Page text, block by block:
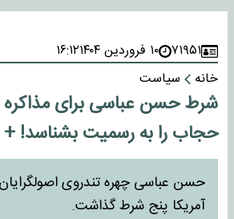
اخراج رسمی چهره نامدار از پرسپولیس
خورد ۷۱۹۵۱ ۱۰ فروردین ۱۴۰۴
۱۶:۱۲
خانه
سیاست
شرط حسن عباسی برای مذاکره
حجاب را به رسمیت بشناسد! +
حسن عباسی چهره تندروی اصولگرایان
آمریکا پنج شرط گذاشت.